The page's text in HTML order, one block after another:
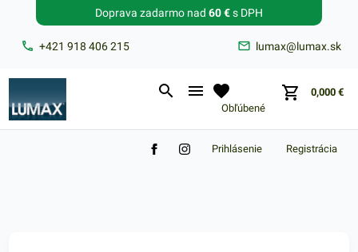
+421 918 406 215 lumax@lumax.sk
Doprava zadarmo nad 60 €s DPH
Obľúbené
0,000 €
Zabudnuté heslo?
Registrácia
Prihlásenie